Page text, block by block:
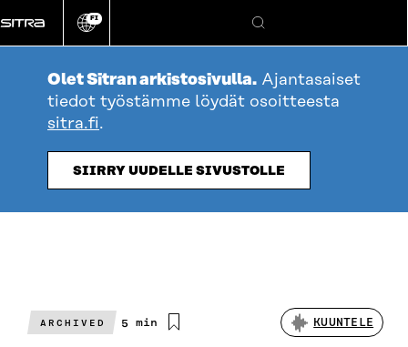
suoraan
sisältöön
Vaihda
kieli
FI
Hae
Olet Sitran arkistosivulla. Ajantasaiset
tiedot työstämme löydät osoitteesta
sitra.fi.
SIIRRY UUDELLE SIVUSTOLLE
ARCHIVED
Arvioitu
5 min KUUNTELE